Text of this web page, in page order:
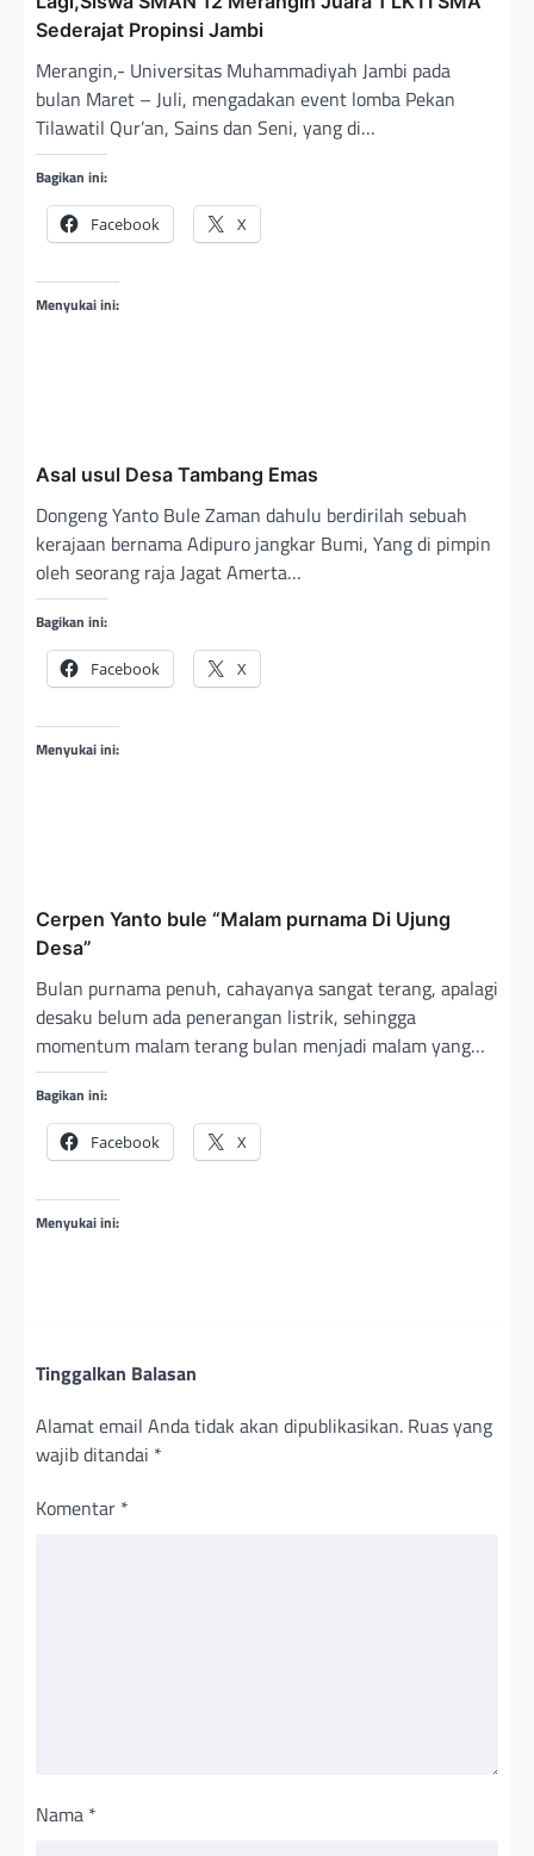
Sederajat Propinsi Jambi
Merangin,- Universitas Muhammadiyah Jambi pada
bulan Maret – Juli, mengadakan event lomba Pekan
Tilawatil Qur’an, Sains dan Seni, yang di…
Bagikan ini:
Facebook X
Menyukai ini:
Asal usul Desa Tambang Emas
Dongeng Yanto Bule Zaman dahulu berdirilah sebuah
kerajaan bernama Adipuro jangkar Bumi, Yang di pimpin
oleh seorang raja Jagat Amerta…
Bagikan ini:
Facebook X
Menyukai ini:
Cerpen Yanto bule “Malam purnama Di Ujung
Desa”
Bulan purnama penuh, cahayanya sangat terang, apalagi
desaku belum ada penerangan listrik, sehingga
momentum malam terang bulan menjadi malam yang…
Bagikan ini:
Facebook X
Menyukai ini:
Tinggalkan Balasan
Alamat email Anda tidak akan dipublikasikan. Ruas yang
wajib ditandai *
Komentar *
Nama *